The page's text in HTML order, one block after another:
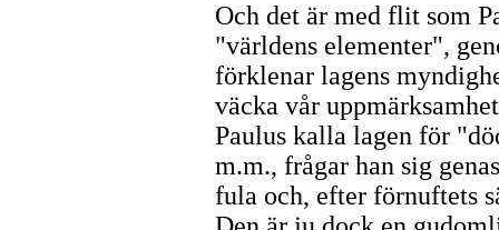
Och det är med flit som
"världens elementer",
förklenar lagens
väcka vår
Paulus kalla lagen för
m.m., frågar han sig
fula och, efter förnuftets